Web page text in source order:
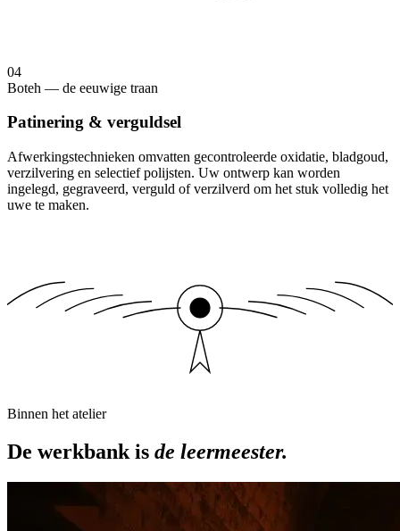
04
Boteh — de eeuwige traan
Patinering & verguldsel
Afwerkingstechnieken omvatten gecontroleerde oxidatie, bladgoud,
verzilvering en selectief polijsten. Uw ontwerp kan worden
ingelegd, gegraveerd, verguld of verzilverd om het stuk volledig het
uwe te maken.
Binnen het atelier
De werkbank is de leermeester.